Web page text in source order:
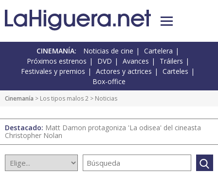
CINEMANÍA: Noticias de cine
Cartelera
Próximos estrenos
DVD Avances
Tráilers
Festivales y premios
Actores y actrices
Carteles
Box-office
Cinemanía > Los tipos malos 2 > Noticias
Destacado: Matt Damon protagoniza 'La odisea' del cineasta
Christopher Nolan